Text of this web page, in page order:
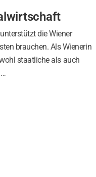
die Wiener
brauchen. Als Wienerin
staatliche als auch